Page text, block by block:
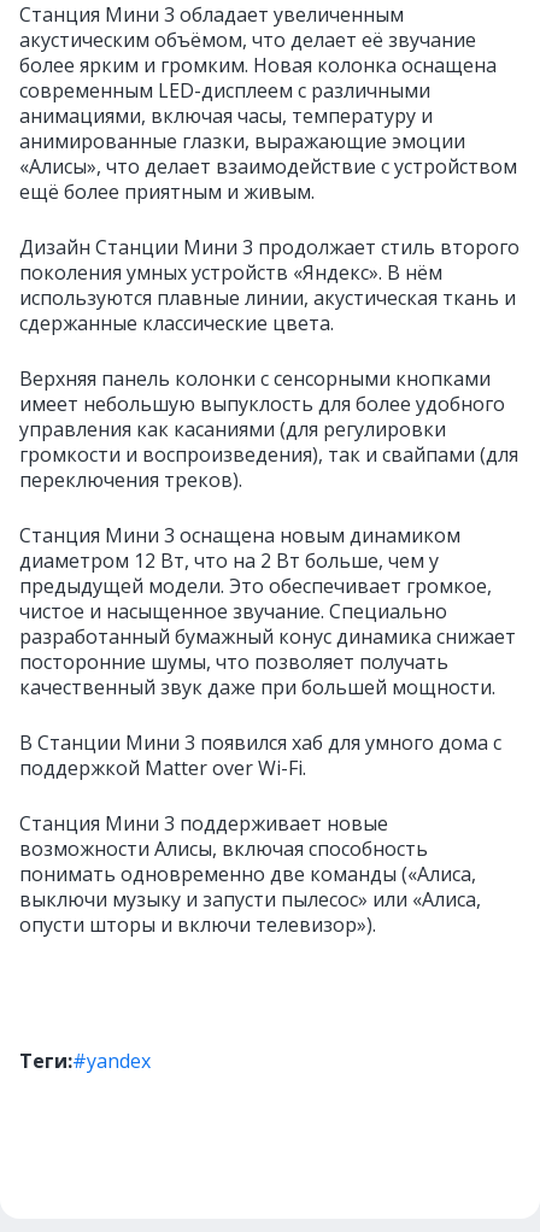
Станция Мини 3 обладает увеличенным
акустическим объёмом, что делает её звучание
более ярким и громким. Новая колонка оснащена
современным LED-дисплеем с различными
анимациями, включая часы, температуру и
анимированные глазки, выражающие эмоции
«Алисы», что делает взаимодействие с устройством
ещё более приятным и живым.
Дизайн Станции Мини 3 продолжает стиль второго
поколения умных устройств «Яндекс». В нём
используются плавные линии, акустическая ткань и
сдержанные классические цвета.
Верхняя панель колонки с сенсорными кнопками
имеет небольшую выпуклость для более удобного
управления как касаниями (для регулировки
громкости и воспроизведения), так и свайпами (для
переключения треков).
Станция Мини 3 оснащена новым динамиком
диаметром 12 Вт, что на 2 Вт больше, чем у
предыдущей модели. Это обеспечивает громкое,
чистое и насыщенное звучание. Специально
разработанный бумажный конус динамика снижает
посторонние шумы, что позволяет получать
качественный звук даже при большей мощности.
В Станции Мини 3 появился хаб для умного дома с
поддержкой Matter over Wi-Fi.
Станция Мини 3 поддерживает новые
возможности Алисы, включая способность
понимать одновременно две команды («Алиса,
выключи музыку и запусти пылесос» или «Алиса,
опусти шторы и включи телевизор»).
Теги:#yandex